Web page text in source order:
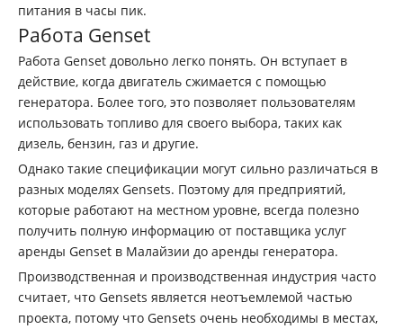
питания в часы пик.
Работа Genset
Работа Genset довольно легко понять. Он вступает в
действие, когда двигатель сжимается с помощью
генератора. Более того, это позволяет пользователям
использовать топливо для своего выбора, таких как
дизель, бензин, газ и другие.
Однако такие спецификации могут сильно различаться в
разных моделях Gensets. Поэтому для предприятий,
которые работают на местном уровне, всегда полезно
получить полную информацию от поставщика услуг
аренды Genset в Малайзии до аренды генератора.
Производственная и производственная индустрия часто
считает, что Gensets является неотъемлемой частью
проекта, потому что Gensets очень необходимы в местах,